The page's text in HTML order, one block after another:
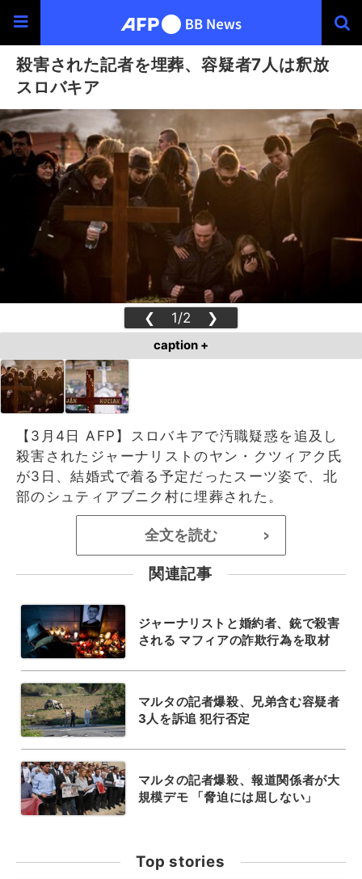
殺害された記者を埋葬、容疑者7人は釈放
スロバキア
❮ 1/2 ❯
caption +
【3月4日 AFP】スロバキアで汚職疑惑を追及し
殺害されたジャーナリストのヤン・クツィアク氏
が3日、結婚式で着る予定だったスーツ姿で、北
部のシュティアブニク村に埋葬された。
全文を読む >
関連記事
ジャーナリストと婚約者、銃で殺害
される マフィアの詐欺行為を取材
マルタの記者爆殺、兄弟含む容疑者
3人を訴追 犯行否定
マルタの記者爆殺、報道関係者が大
規模デモ 「脅迫には屈しない」
Top stories